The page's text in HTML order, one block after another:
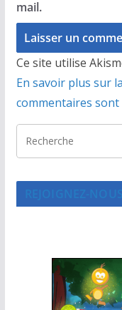
mail.
Ce site utilise
En savoir plus sur
commentaires
REJOIGNEZ-